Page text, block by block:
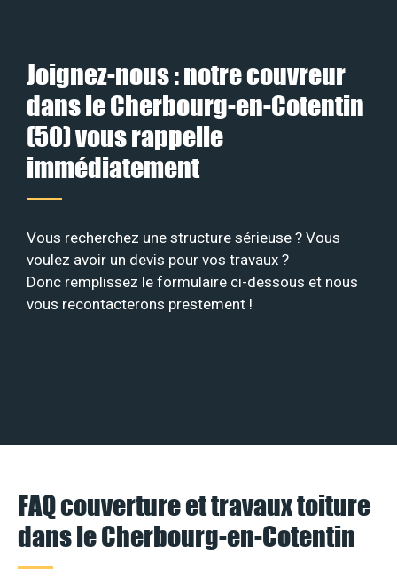
Joignez-nous : notre couvreur
dans le Cherbourg-en-Cotentin
(50) vous rappelle
immédiatement
Vous recherchez une structure sérieuse ? Vous
voulez avoir un devis pour vos travaux ?
Donc remplissez le formulaire ci-dessous et nous
vous recontacterons prestement !
FAQ couverture et travaux toiture
dans le Cherbourg-en-Cotentin